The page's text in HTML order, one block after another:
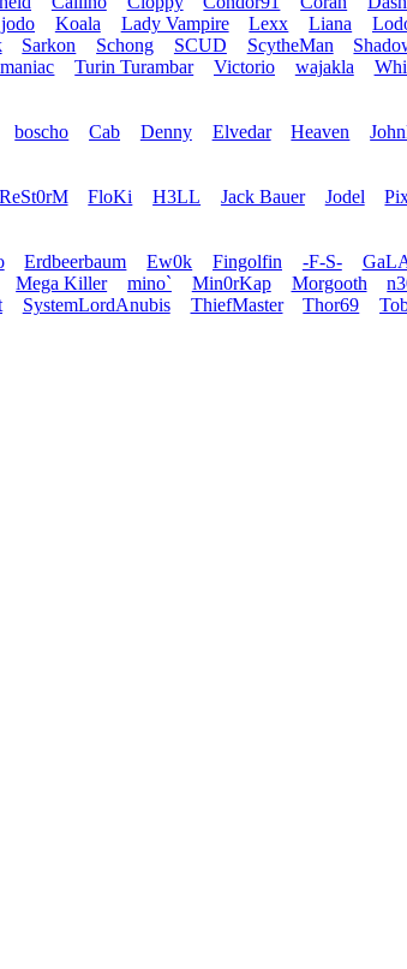
jodo Koala Lady Vampire Lexx Liana
Sarkon Schong SCUD ScytheMan
Turin Turambar Victorio wajakla
boscho Cab Denny Elvedar Heaven
FloKi H3LL Jack Bauer Jodel
Erdbeerbaum Ew0k Fingolfin -F-S-
Mega Killer mino` Min0rKap Morgooth
SystemLordAnubis ThiefMaster Thor69